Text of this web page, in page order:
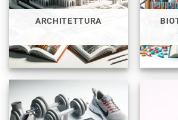
ARCHITETTURA